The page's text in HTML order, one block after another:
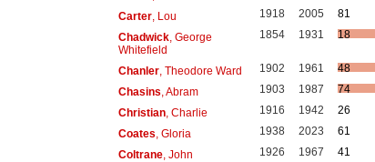
Carter, Lou 1918 2005
81
Chadwick, George
Whitefield
1854 1931 18
Chanler, Theodore Ward 1902 1961
48
Chasins , Abram 1903 1987
74
Christian, Charlie 1916 1942
26
Coates , Gloria 1938 2023
61
Coltrane, John 1926 1967
41